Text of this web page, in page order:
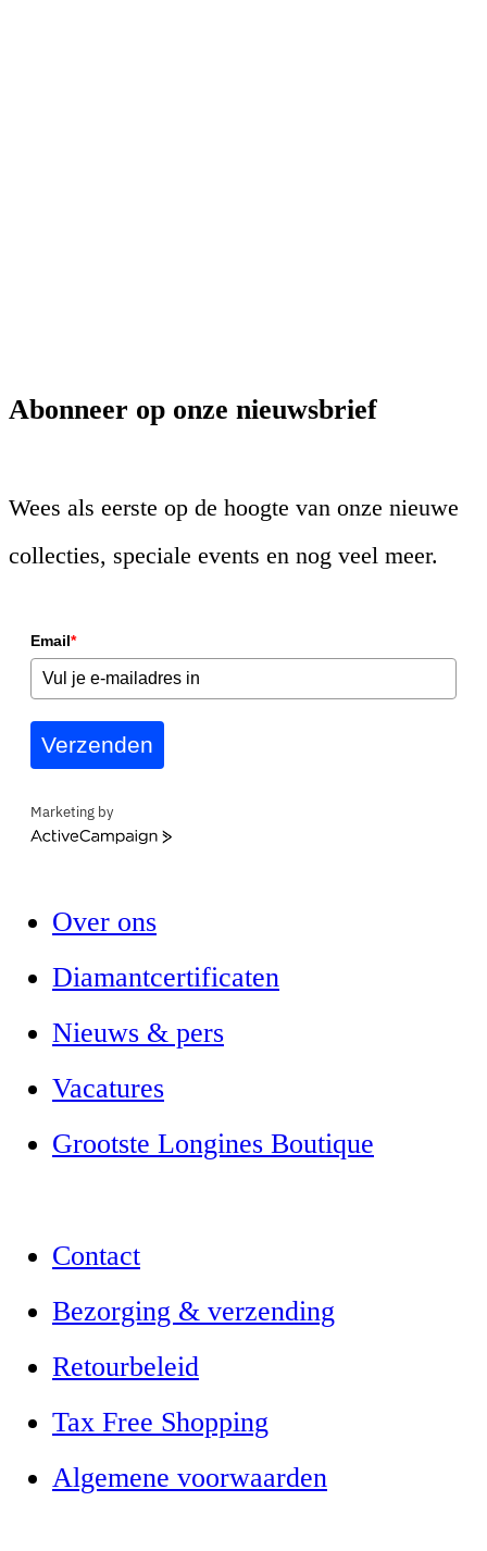
Abonneer op onze nieuwsbrief
Wees als eerste op de hoogte van onze nieuwe
collecties, speciale events en nog veel meer.
Email*
Verzenden
Marketing by
ActiveCampaign
Over ons
Diamantcertificaten
Nieuws & pers
Vacatures
Grootste Longines Boutique
Contact
Bezorging & verzending
Retourbeleid
Tax Free Shopping
Algemene voorwaarden